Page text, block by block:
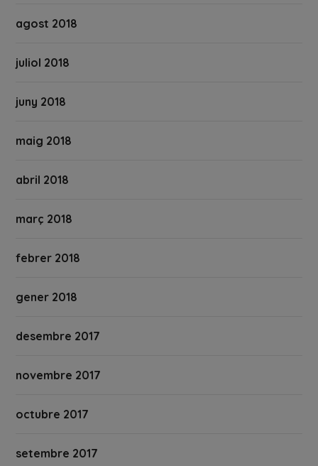
agost 2018
juliol 2018
juny 2018
maig 2018
abril 2018
març 2018
febrer 2018
gener 2018
desembre 2017
novembre 2017
octubre 2017
setembre 2017